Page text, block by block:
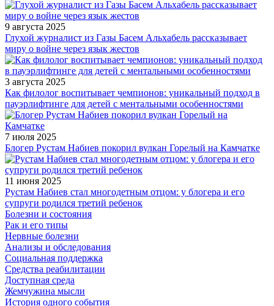
9 августа 2025
Глухой журналист из Газы Басем Альхабель рассказывает
миру о войне через язык жестов
3 августа 2025
Как филолог воспитывает чемпионов: уникальный подход в
пауэрлифтинге для детей с ментальными особенностями
7 июля 2025
Блогер Рустам Набиев покорил вулкан Горелый на Камчатке
11 июня 2025
Рустам Набиев стал многодетным отцом: у блогера и его
супруги родился третий ребенок
Болезни и состояния
Рак и его типы
Нервные болезни
Анализы и обследования
Социальная поддержка
Средства реабилитации
Доступная среда
Жемчужина мысли
История одного события